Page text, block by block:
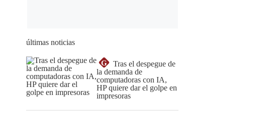
últimas noticias
G
Tras el despegue de
la demanda de
computadoras con IA,
HP quiere dar el golpe en
impresoras